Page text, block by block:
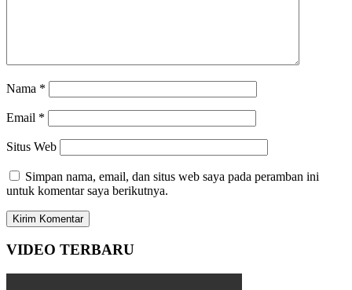
Nama *
Email *
Situs Web
Simpan nama, email, dan situs web saya pada peramban ini
untuk komentar saya berikutnya.
VIDEO TERBARU